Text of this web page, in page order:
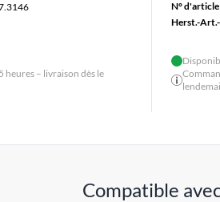
heures – livraison dès le
N° d'article
Herst.-
Compatible